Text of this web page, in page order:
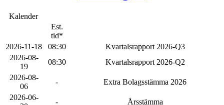
Kalender
Est.
tid*
2026-11-18
08:30
Kvartalsrapport 2026-Q3
2026-08-
19
08:30
Kvartalsrapport 2026-Q2
2026-08-
06
-
Extra Bolagsstämma 2026
2026-06-
-
Årsstämma